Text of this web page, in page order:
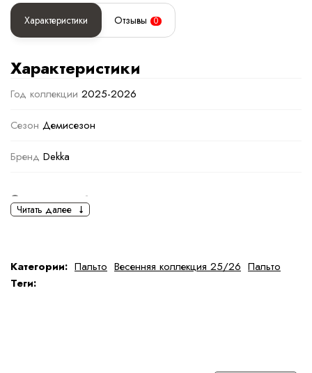
Характеристики Отзывы 0
Характеристики
Год коллекции 2025-2026
Сезон Демисезон
Бренд Dekka
Основная информация
Ткань Шерсть
Состав ткани
Читать далее
Категории: Пальто Весенняя коллекция 25/26 Пальто
Теги: